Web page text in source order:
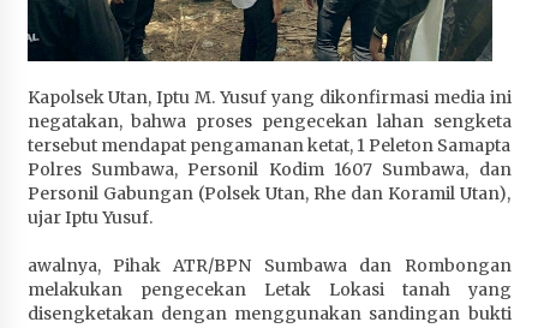
Sumbawa Berupaya Wujudkan Pelayanan
Kepolisian yang Profesional
Capaian Program Pemerintah Kabupaten
Sumbawa Terus Dirasakan Masyarakat
1 bulan ago
Kapolsek Utan, Iptu M. Yusuf yang dikonfirmasi media ini
negatakan, bahwa proses pengecekan lahan sengketa
tersebut mendapat pengamanan ketat, 1 Peleton Samapta
Polres Sumbawa, Personil Kodim 1607 Sumbawa, dan
Personil Gabungan (Polsek Utan, Rhe dan Koramil Utan),
ujar Iptu Yusuf.
awalnya, Pihak ATR/BPN Sumbawa dan Rombongan
melakukan pengecekan Letak Lokasi tanah yang
disengketakan dengan menggunakan sandingan bukti